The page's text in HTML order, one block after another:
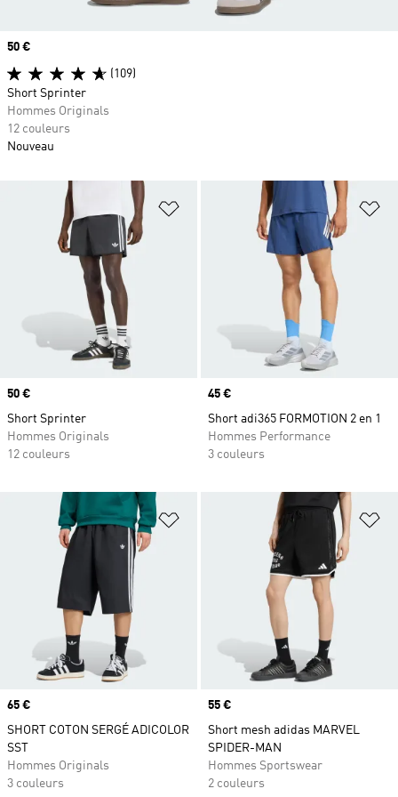
Ajouter à la Liste de produits
Prix
50 €
Short Sprinter
Hommes Originals
12 couleurs
Prix
45 €
Short adi365 FORMOTION 2 en 1
Hommes Performance
3 couleurs
Ajouter à la Liste de produits
Prix
65 €
SHORT COTON SERGÉ ADICOLOR
SST
Hommes Originals
3 couleurs
Prix
55 €
Short mesh adidas MARVEL
SPIDER-MAN
Hommes Sportswear
2 couleurs
Prix
50 €
(109)
Short Sprinter
Hommes Originals
12 couleurs
Nouveau